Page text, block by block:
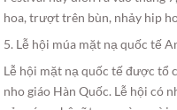
hoa, trượt trên bùn, nhảy hip
5. Lễ hội múa mặt nạ quốc tế
Lễ hội mặt nạ quốc tế được tổ
nho giáo Hàn Quốc. Lễ hội có